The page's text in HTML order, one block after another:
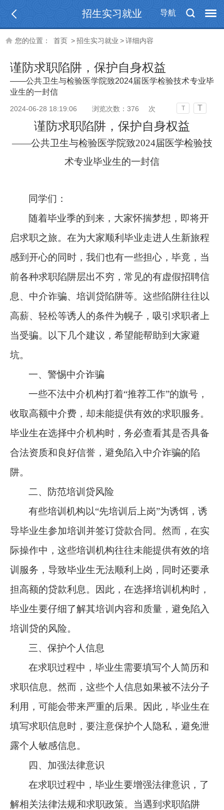
导航
招生实习就业
您的位置： 首页 >招生实习就业 >详细内容
谨防求职陷阱，保护自身权益
——公共卫生与检验医学院致2024届医学检验技术专业毕
业生的一封信
2024-06-28 18:19:06 浏览次数： 376 次 T T
谨防求职陷阱，保护自身权益
——公共卫生与检验医学院致2024届医学检验技
术专业毕业生的一封信
同学们：
随着毕业季的到来，大家怀揣梦想，即将开
启求职之旅。在为大家顺利毕业走进人生新旅程
感到开心的同时，我们也有一些担心，毕竟，当
前各种求职陷阱层出不穷，常见的有虚假招聘信
息、中介诈骗、培训贷陷阱等。这些陷阱往往以
高薪、轻松等诱人的条件为幌子，吸引求职者上
当受骗。以下几个建议，希望能帮助到大家避
坑。
一、警惕中介诈骗
一些不法中介机构打着“推荐工作”的旗号，
收取高额中介费，却未能提供有效的求职服务。
毕业生在选择中介机构时，务必查看其是否具备
合法资质和良好信誉，避免陷入中介诈骗的陷
阱。
二、防范培训贷风险
有些培训机构以“先培训后上岗”为诱饵，诱
导毕业生参加培训并签订贷款合同。然而，在实
际操作中，这些培训机构往往未能提供有效的培
训服务，导致毕业生无法顺利上岗，同时还要承
担高额的贷款利息。因此，在选择培训机构时，
毕业生要仔细了解其培训内容和质量，避免陷入
培训贷的风险。
三、保护个人信息
在求职过程中，毕业生需要填写个人简历和
求职信息。然而，这些个人信息如果被不法分子
利用，可能会带来严重的后果。因此，毕业生在
填写求职信息时，要注意保护个人隐私，避免泄
露个人敏感信息。
四、加强法律意识
在求职过程中，毕业生要增强法律意识，了
解相关法律法规和求职政策。当遇到求职陷阱